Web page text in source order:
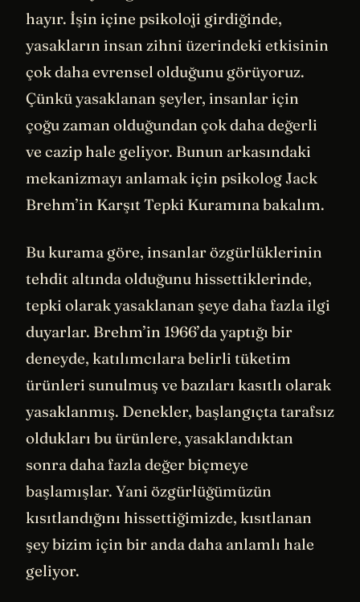
hayır. İşin içine psikoloji girdiğinde,
yasakların insan zihni üzerindeki etkisinin
çok daha evrensel olduğunu görüyoruz.
Çünkü yasaklanan şeyler, insanlar için
çoğu zaman olduğundan çok daha değerli
ve cazip hale geliyor. Bunun arkasındaki
mekanizmayı anlamak için psikolog Jack
Brehm’in Karşıt Tepki Kuramına bakalım.
Bu kurama göre, insanlar özgürlüklerinin
tehdit altında olduğunu hissettiklerinde,
tepki olarak yasaklanan şeye daha fazla ilgi
duyarlar. Brehm’in 1966’da yaptığı bir
deneyde, katılımcılara belirli tüketim
ürünleri sunulmuş ve bazıları kasıtlı olarak
yasaklanmış. Denekler, başlangıçta tarafsız
oldukları bu ürünlere, yasaklandıktan
sonra daha fazla değer biçmeye
başlamışlar. Yani özgürlüğümüzün
kısıtlandığını hissettiğimizde, kısıtlanan
şey bizim için bir anda daha anlamlı hale
geliyor.